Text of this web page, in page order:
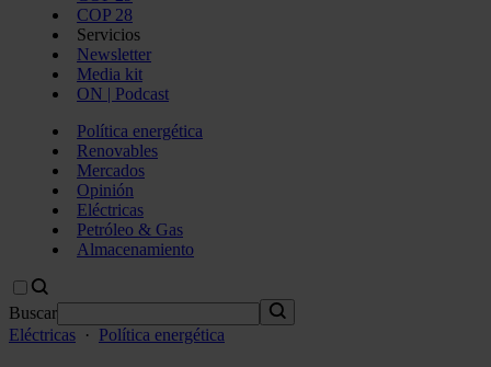
COP 28
Servicios
Newsletter
Media kit
ON | Podcast
Política energética
Renovables
Mercados
Opinión
Eléctricas
Petróleo & Gas
Almacenamiento
Buscar
Eléctricas · Política energética